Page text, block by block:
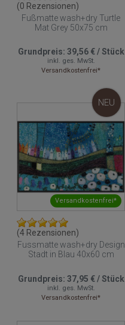
(0 Rezensionen)
Fußmatte wash+dry Turtle
Mat Grey 50x75 cm
Grundpreis: 39,56 €/Stück
inkl. ges. MwSt.
Versandkostenfrei*
Versandkostenfrei*
NEU
(4 Rezensionen)
Fussmatte wash+dry Design
Stadt in Blau 40x60 cm
Grundpreis: 37,95 €/Stück
inkl. ges. MwSt.
Versandkostenfrei*